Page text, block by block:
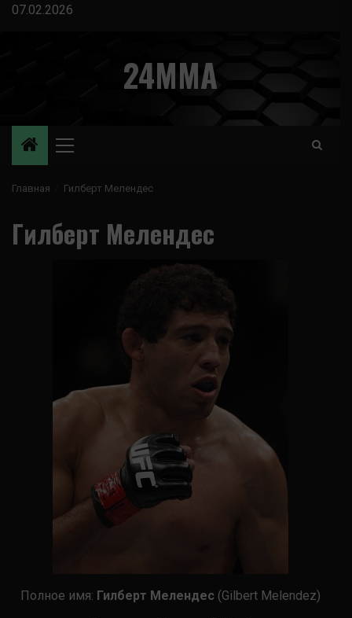
Перейти
07.02.2026
24MMA
Основное
Главная Гилберт Мелендес
Гилберт Мелендес
Полное имя: Гилберт Мелендес (Gilbert Melendez)